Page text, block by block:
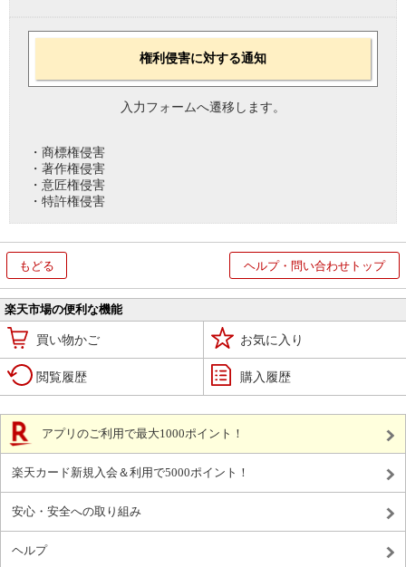
権利侵害に対する通知
入力フォームへ遷移します。
・商標権侵害
・著作権侵害
・意匠権侵害
・特許権侵害
もどる ヘルプ・問い合わせトップ
楽天市場の便利な機能
買い物かご お気に入り
閲覧履歴 購入履歴
アプリのご利用で最大1000ポイント！
楽天カード新規入会＆利用で5000ポイント！
安心・安全への取り組み
ヘルプ